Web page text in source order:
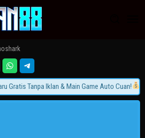
Gratis Tanpa Iklan & Main Game Auto Cuan!